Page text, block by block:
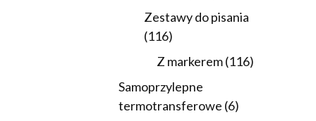
produktów
Zestawy do pisania
116116
produktów
Z markerem 116116
Samoprzylepne
termotransferowe 66